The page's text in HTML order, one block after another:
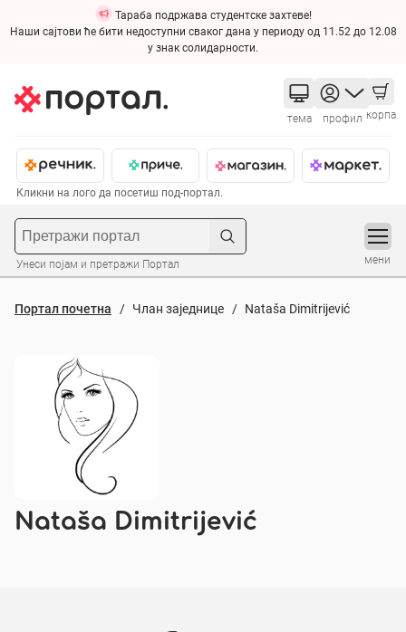
Тараба подржава студентске захтеве!
Наши сајтови ће бити недоступни сваког дана у периоду од 11.52 до 12.08
у знак солидарности.
тема профил корпа
Кликни на лого да посетиш под-портал.
Унеси појам и претражи Портал мени
Портал почетна Члан заједнице Nataša Dimitrijević
Nataša Dimitrijević